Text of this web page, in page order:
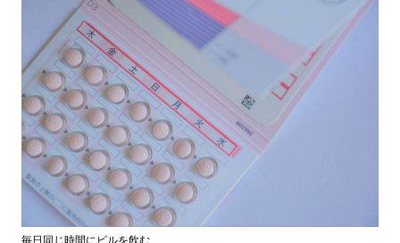
毎日同じ時間にピルを飲む